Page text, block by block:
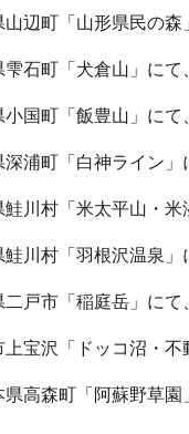
辺町「山形県民の森
石町「犬倉山」にて
国町「飯豊山」にて
浦町「白神ライン」
川村「米太平山・米
川村「羽根沢温泉」
戸市「稲庭岳」にて
宝沢「ドッコ沼・不
高森町「阿蘇野草園